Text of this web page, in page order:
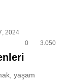
2024
0
3.050
yaşam